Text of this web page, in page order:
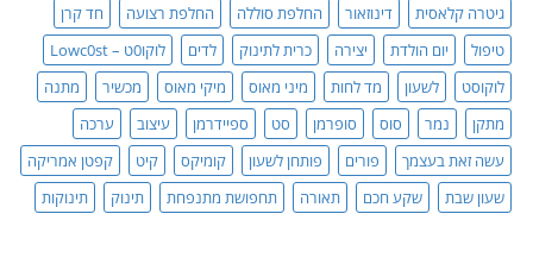
גיטרה קלאסית
דינוזאור החלפת סוללה החלפת רצועה
חד קרן
טיפול
יום הולדת יצירה כרית לתינוק לדים
לוקו0ט – Lowc0st
לוקוסט
לשעון מד לחות מיני מאוס מיקי מאוס מכשיר
מתנה
מתקן
נמר סוס סופרמן סט ספיידרמן עיצוב
ערכה
עשה זאת בעצמך
פורים פותחן לשעון קומיקס קיט
קפטן אמריקה
שעון שבת
שקע חכם תאורה תחפושת מתנפחת תינוק תינוקות